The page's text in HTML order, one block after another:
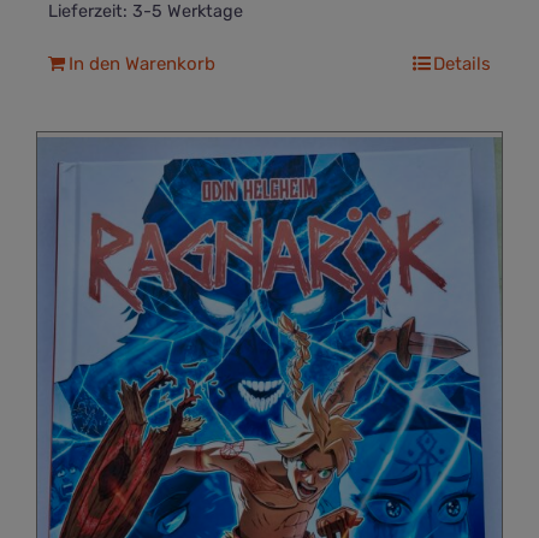
Lieferzeit: 3-5 Werktage
In den Warenkorb Details